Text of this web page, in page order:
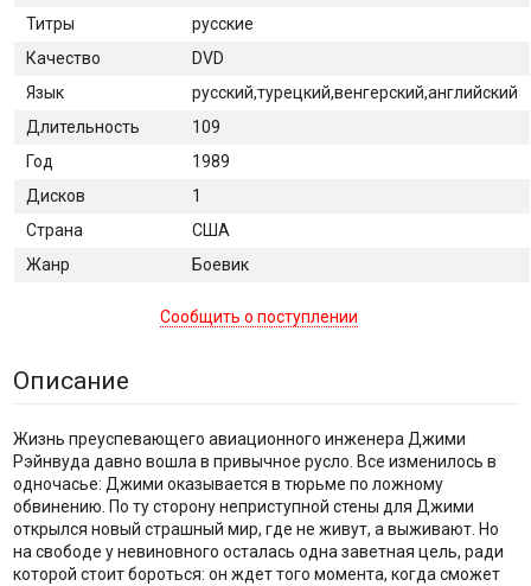
Титры
русские
Качество
DVD
Язык
русский,турецкий,венгерский,английский
Длительность
109
Год
1989
Дисков
1
Страна
США
Жанр
Боевик
Сообщить о поступлении
Описание
Жизнь преуспевающего авиационного инженера Джими
Рэйнвуда давно вошла в привычное русло. Все изменилось в
одночасье: Джими оказывается в тюрьме по ложному
обвинению. По ту сторону неприступной стены для Джими
открылся новый страшный мир, где не живут, а выживают. Но
на свободе у невиновного осталась одна заветная цель, ради
которой стоит бороться: он ждет того момента, когда сможет